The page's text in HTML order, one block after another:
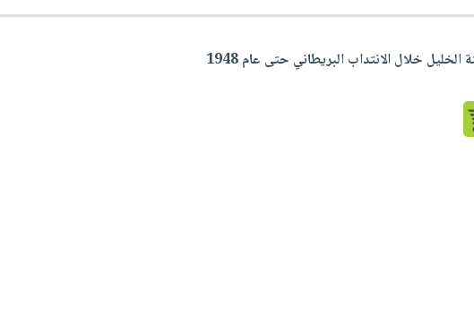
خلال الانتداب البريطاني حتى عام 1948